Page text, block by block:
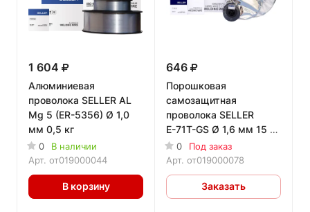
1 604
Алюминиевая
проволока SELLER AL
Mg 5 (ER-5356) Ø 1,0
мм 0,5 кг
0
В наличии
Арт. от019000044
В корзину
646
Порошковая
самозащитная
проволока SELLER
Е-71T-GS Ø 1,6 мм 15 кг
D 300
0
Под заказ
Арт. от019000078
Заказать